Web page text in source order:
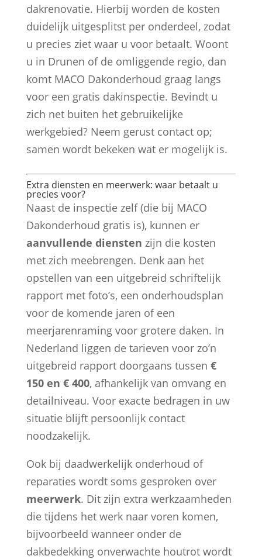
dakrenovatie. Hierbij worden de kosten
duidelijk uitgesplitst per onderdeel, zodat
u precies ziet waar u voor betaalt. Woont
u in Drunen of de omliggende regio, dan
komt MACO Dakonderhoud graag langs
voor een gratis dakinspectie. Bevindt u
zich net buiten het gebruikelijke
werkgebied? Neem gerust contact op;
samen wordt bekeken wat er mogelijk is.
Extra diensten en meerwerk: waar betaalt u
precies voor?
Naast de inspectie zelf (die bij MACO
Dakonderhoud gratis is), kunnen er
aanvullende diensten zijn die kosten
met zich meebrengen. Denk aan het
opstellen van een uitgebreid schriftelijk
rapport met foto’s, een onderhoudsplan
voor de komende jaren of een
meerjarenraming voor grotere daken. In
Nederland liggen de tarieven voor zo’n
uitgebreid rapport doorgaans tussen €
150 en € 400, afhankelijk van omvang en
detailniveau. Voor exacte bedragen in uw
situatie blijft persoonlijk contact
noodzakelijk.
Ook bij daadwerkelijk onderhoud of
reparaties wordt soms gesproken over
meerwerk. Dit zijn extra werkzaamheden
die tijdens het werk naar voren komen,
bijvoorbeeld wanneer onder de
dakbedekking onverwachte houtrot wordt